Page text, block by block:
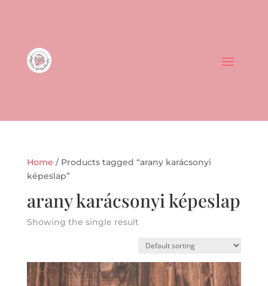
Home / Products tagged “arany karácsonyi
képeslap”
arany karácsonyi képeslap
Showing the single result